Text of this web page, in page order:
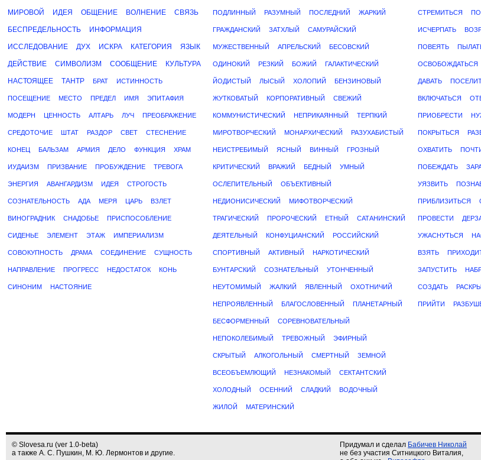
МИРОВОЙ ИДЕЯ ОБЩЕНИЕ ВОЛНЕНИЕ СВЯЗЬ
БЕСПРЕДЕЛЬНОСТЬ ИНФОРМАЦИЯ
ИССЛЕДОВАНИЕ ДУХ ИСКРА КАТЕГОРИЯ ЯЗЫК
ДЕЙСТВИЕ СИМВОЛИЗМ СООБЩЕНИЕ КУЛЬТУРА
НАСТОЯЩЕЕ ТАНТР БРАТ ИСТИННОСТЬ
ПОСЕЩЕНИЕ МЕСТО ПРЕДЕЛ ИМЯ ЭПИТАФИЯ
МОДЕРН ЦЕННОСТЬ АЛТАРЬ ЛУЧ ПРЕОБРАЖЕНИЕ
СРЕДОТОЧИЕ ШТАТ РАЗДОР СВЕТ СТЕСНЕНИЕ
КОНЕЦ БАЛЬЗАМ АРМИЯ ДЕЛО ФУНКЦИЯ ХРАМ
ИУДАИЗМ ПРИЗВАНИЕ ПРОБУЖДЕНИЕ ТРЕВОГА
ЭНЕРГИЯ АВАНГАРДИЗМ ИДЕЯ СТРОГОСТЬ
СОЗНАТЕЛЬНОСТЬ АДА МЕРЯ ЦАРЬ ВЗЛЕТ
ВИНОГРАДНИК СНАДОБЬЕ ПРИСПОСОБЛЕНИЕ
СИДЕНЬЕ ЭЛЕМЕНТ ЭТАЖ ИМПЕРИАЛИЗМ
СОВОКУПНОСТЬ ДРАМА СОЕДИНЕНИЕ СУЩНОСТЬ
НАПРАВЛЕНИЕ ПРОГРЕСС НЕДОСТАТОК КОНЬ
СИНОНИМ НАСТОЯНИЕ
ПОДЛИННЫЙ РАЗУМНЫЙ ПОСЛЕДНИЙ ЖАРКИЙ
ГРАЖДАНСКИЙ ЗАТХЛЫЙ САМУРАЙСКИЙ
МУЖЕСТВЕННЫЙ АПРЕЛЬСКИЙ БЕСОВСКИЙ
ОДИНОКИЙ РЕЗКИЙ БОЖИЙ ГАЛАКТИЧЕСКИЙ
ЙОДИСТЫЙ ЛЫСЫЙ ХОЛОПИЙ БЕНЗИНОВЫЙ
ЖУТКОВАТЫЙ КОРПОРАТИВНЫЙ СВЕЖИЙ
КОММУНИСТИЧЕСКИЙ НЕПРИКАЯННЫЙ ТЕРПКИЙ
МИРОТВОРЧЕСКИЙ МОНАРХИЧЕСКИЙ РАЗУХАБИСТЫЙ
НЕИСТРЕБИМЫЙ ЯСНЫЙ ВИННЫЙ ГРОЗНЫЙ
КРИТИЧЕСКИЙ ВРАЖИЙ БЕДНЫЙ УМНЫЙ
ОСЛЕПИТЕЛЬНЫЙ ОБЪЕКТИВНЫЙ
НЕДИОНИСИЧЕСКИЙ МИФОТВОРЧЕСКИЙ
ТРАГИЧЕСКИЙ ПРОРОЧЕСКИЙ ЕТНЫЙ САТАНИНСКИЙ
ДЕЯТЕЛЬНЫЙ КОНФУЦИАНСКИЙ РОССИЙСКИЙ
СПОРТИВНЫЙ АКТИВНЫЙ НАРКОТИЧЕСКИЙ
БУНТАРСКИЙ СОЗНАТЕЛЬНЫЙ УТОНЧЕННЫЙ
НЕУТОМИМЫЙ ЖАЛКИЙ ЯВЛЕННЫЙ ОХОТНИЧИЙ
НЕПРОЯВЛЕННЫЙ БЛАГОСЛОВЕННЫЙ ПЛАНЕТАРНЫЙ
БЕСФОРМЕННЫЙ СОРЕВНОВАТЕЛЬНЫЙ
НЕПОКОЛЕБИМЫЙ ТРЕВОЖНЫЙ ЭФИРНЫЙ
СКРЫТЫЙ АЛКОГОЛЬНЫЙ СМЕРТНЫЙ ЗЕМНОЙ
ВСЕОБЪЕМЛЮЩИЙ НЕЗНАКОМЫЙ СЕКТАНТСКИЙ
ХОЛОДНЫЙ ОСЕННИЙ СЛАДКИЙ ВОДОЧНЫЙ
ЖИЛОЙ МАТЕРИНСКИЙ
СТРЕМИТЬСЯ
ИСЧЕРПАТЬ
ПОВЕЯТЬ
ОСВОБОЖДАТЬСЯ
ДАВАТЬ
ВКЛЮЧАТЬСЯ
ПРИОБРЕСТИ
ПОКРЫТЬСЯ
ОХВАТИТЬ
ПОБЕЖДАТЬ
УЯЗВИТЬ
ПРИБЛИЗИТЬСЯ
ПРОВЕСТИ
УЖАСНУТЬСЯ
ВЗЯТЬ
ЗАПУСТИТЬ
СОЗДАТЬ
ПРИЙТИ
© Slovesa.ru (ver 1.0-beta)
а также А. С. Пушкин, М. Ю. Лермонтов и другие.
Придумал и сделал Бабичев Николай
не без участия Ситницкого Виталия,